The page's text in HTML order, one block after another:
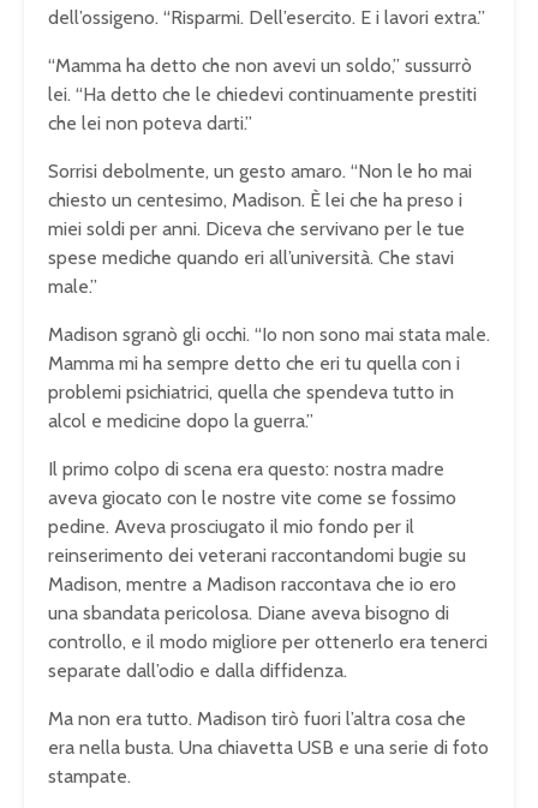
dell’ossigeno. “Risparmi. Dell’esercito. E i lavori extra.”
“Mamma ha detto che non avevi un soldo,” sussurrò
lei. “Ha detto che le chiedevi continuamente prestiti
che lei non poteva darti.”
Sorrisi debolmente, un gesto amaro. “Non le ho mai
chiesto un centesimo, Madison. È lei che ha preso i
miei soldi per anni. Diceva che servivano per le tue
spese mediche quando eri all’università. Che stavi
male.”
Madison sgranò gli occhi. “Io non sono mai stata male.
Mamma mi ha sempre detto che eri tu quella con i
problemi psichiatrici, quella che spendeva tutto in
alcol e medicine dopo la guerra.”
Il primo colpo di scena era questo: nostra madre
aveva giocato con le nostre vite come se fossimo
pedine. Aveva prosciugato il mio fondo per il
reinserimento dei veterani raccontandomi bugie su
Madison, mentre a Madison raccontava che io ero
una sbandata pericolosa. Diane aveva bisogno di
controllo, e il modo migliore per ottenerlo era tenerci
separate dall’odio e dalla diffidenza.
Ma non era tutto. Madison tirò fuori l’altra cosa che
era nella busta. Una chiavetta USB e una serie di foto
stampate.